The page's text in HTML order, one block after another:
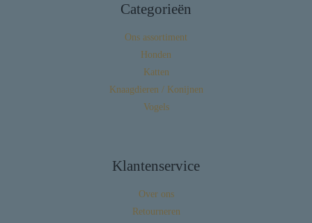
Categorieën
Ons assortiment
Honden
Katten
Knaagdieren / Konijnen
Vogels
Klantenservice
Over ons
Retourneren